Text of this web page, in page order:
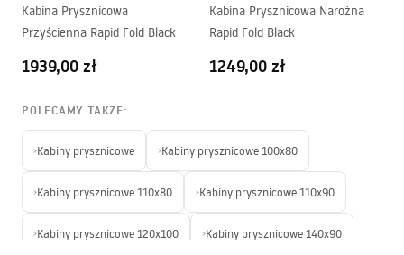
Kabina Prysznicowa
Przyścienna Rapid Fold Black
1939,00 zł
Kabina Prysznicowa Narożna
Rapid Fold Black
1249,00 zł
POLECAMY TAKŻE:
›Kabiny prysznicowe ›Kabiny prysznicowe 100x80
›Kabiny prysznicowe 110x80 ›Kabiny prysznicowe 110x90
›Kabiny prysznicowe 120x100 ›Kabiny prysznicowe 140x90